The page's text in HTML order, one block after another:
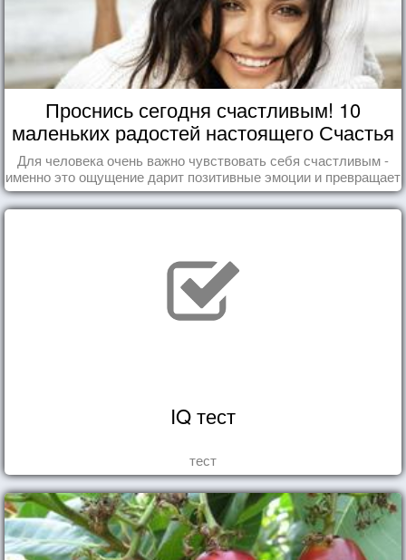
Проснись сегодня счастливым! 10
маленьких радостей настоящего Счастья
Для человека очень важно чувствовать себя счастливым -
именно это ощущение дарит позитивные эмоции и превращает
каждый день в маленький праздник.
IQ тест
тест